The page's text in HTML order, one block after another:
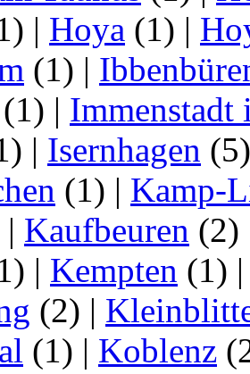
| Hoya (1) |
(1) |
(1) | Immenstadt
| Isernhagen
(1) | Kamp-
| Kaufbeuren (2)
| Kempten (1)
(2) |
(1) | Koblenz